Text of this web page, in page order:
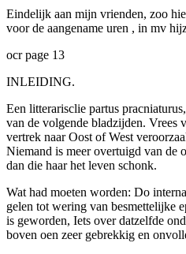
Eindelijk aan mijn vrienden, zoo
voor de aangename uren , in mv
ocr page 13
INLEIDING.
Een litterarisclie partus
van de volgende bladzijden. Vrees
vertrek naar Oost of West
Niemand is meer overtuigd van de
dan die haar het leven schonk.
Wat had moeten worden: Do
gelen tot wering van besmettelijke
is geworden, Iets over datzelfde
boven oen zeer gebrekkig en